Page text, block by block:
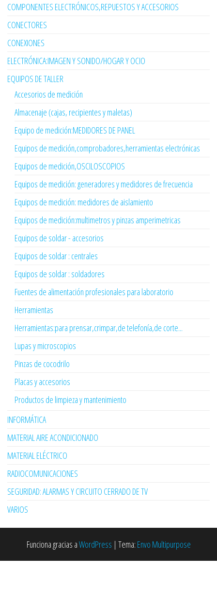
COMPONENTES ELECTRÓNICOS,REPUESTOS Y ACCESORIOS
CONECTORES
CONEXIONES
ELECTRÓNICA:IMAGEN Y SONIDO/HOGAR Y OCIO
EQUIPOS DE TALLER
Accesorios de medición
Almacenaje (cajas, recipientes y maletas)
Equipo de medición:MEDIDORES DE PANEL
Equipos de medición,comprobadores,herramientas electrónicas
Equipos de medición,OSCILOSCOPIOS
Equipos de medición: generadores y medidores de frecuencia
Equipos de medición: medidores de aislamiento
Equipos de medición:multimetros y pinzas amperimetricas
Equipos de soldar - accesorios
Equipos de soldar : centrales
Equipos de soldar : soldadores
Fuentes de alimentación profesionales para laboratorio
Herramientas
Herramientas:para prensar,crimpar,de telefonía,de corte...
Lupas y microscopios
Pinzas de cocodrilo
Placas y accesorios
Productos de limpieza y mantenimiento
INFORMÁTICA
MATERIAL AIRE ACONDICIONADO
MATERIAL ELÉCTRICO
RADIOCOMUNICACIONES
SEGURIDAD: ALARMAS Y CIRCUITO CERRADO DE TV
VARIOS
Funciona gracias aWordPress | Tema: Envo Multipurpose